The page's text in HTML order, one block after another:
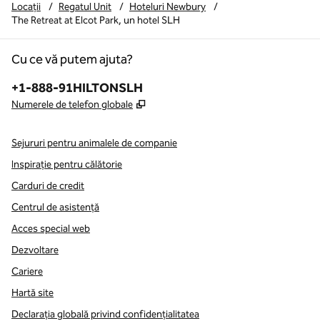
Locații / Regatul Unit / Hoteluri Newbury
/
The Retreat at Elcot Park, un hotel SLH
Cu ce vă putem ajuta?
Telefon:
+1-888-91HILTONSLH
Numerele de telefon globale ,
Sejururi pentru animalele de companie
Inspirație pentru călătorie
Carduri de credit
Centrul de asistență
Acces special web
Dezvoltare
Cariere
Hartă site
Declarația globală privind confidenţialitatea